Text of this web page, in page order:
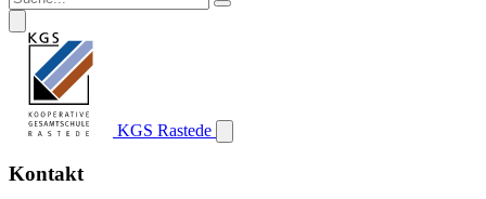
KGS Rastede
Kontakt